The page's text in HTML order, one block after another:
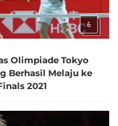
6
Olimpiade Tokyo
Berhasil Melaju ke
2021